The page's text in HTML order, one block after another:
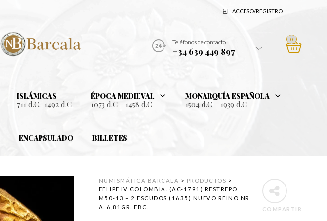
ACCESO/REGISTRO
Teléfonos de contacto
+34 639 449 897
0
ISLÁMICAS
711 d.C.–1492 d.C
ÉPOCA MEDIEVAL
1073 d.C – 1458 d.C
MONARQUÍA ESPAÑOLA
1504 d.C – 1939 d.C
ENCAPSULADO BILLETES
COMPARTIR
NUMISMÁTICA BARCALA > PRODUCTOS >
FELIPE IV COLOMBIA. (AC-1791) RESTREPO
M50-13 – 2 ESCUDOS (1635) NUEVO REINO NR
A. 6,81GR. EBC.